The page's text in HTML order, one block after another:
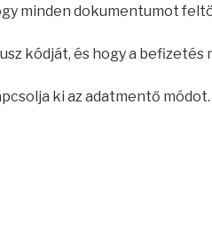
minden dokumentumot
kódját, és hogy a befizetés
ki az adatmentő módot.